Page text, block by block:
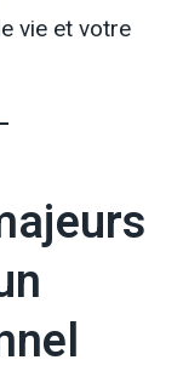
vie et votre